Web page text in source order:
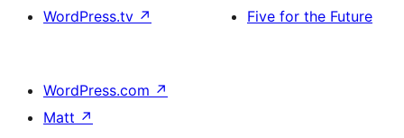
WordPress.tv ↗
Five for the Future
WordPress.com ↗
Matt ↗